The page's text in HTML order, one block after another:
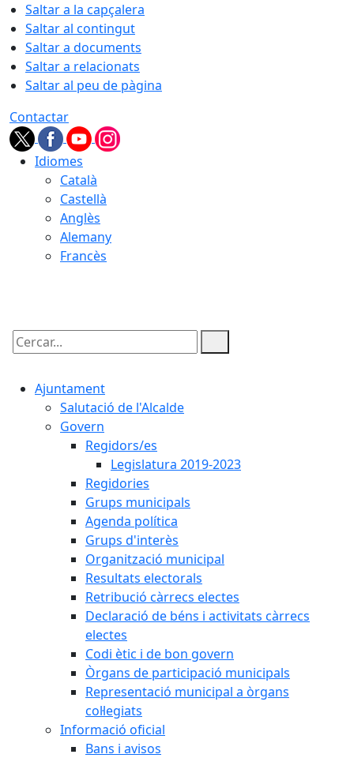
Saltar a la capçalera
Saltar al contingut
Saltar a documents
Saltar a relacionats
Saltar al peu de pàgina
Contactar
Idiomes
Català
Castellà
Anglès
Alemany
Francès
Cercar:
Ajuntament
Salutació de l'Alcalde
Govern
Regidors/es
Legislatura 2019-2023
Regidories
Grups municipals
Agenda política
Grups d'interès
Organització municipal
Resultats electorals
Retribució càrrecs electes
Declaració de béns i activitats càrrecs
electes
Codi ètic i de bon govern
Òrgans de participació municipals
Representació municipal a òrgans
col·legiats
Informació oficial
Bans i avisos